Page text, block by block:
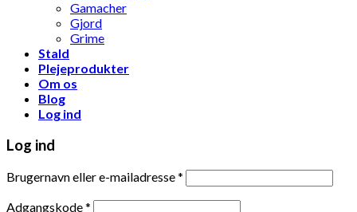
Gamacher
Gjord
Grime
Stald
Plejeprodukter
Om os
Blog
Log ind
Log ind
Brugernavn eller e-mailadresse*
Adgangskode*